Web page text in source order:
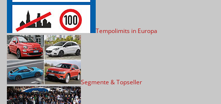
Tempolimits in Europa
Segmente & Topseller